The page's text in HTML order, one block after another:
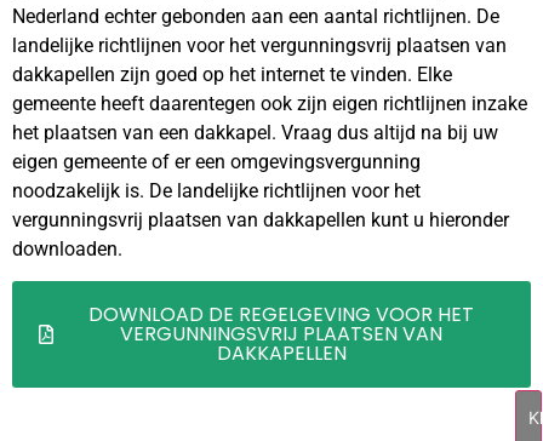
Nederland echter gebonden aan een aantal richtlijnen. De
landelijke richtlijnen voor het vergunningsvrij plaatsen van
dakkapellen zijn goed op het internet te vinden. Elke
gemeente heeft daarentegen ook zijn eigen richtlijnen inzake
het plaatsen van een dakkapel. Vraag dus altijd na bij uw
eigen gemeente of er een omgevingsvergunning
noodzakelijk is. De landelijke richtlijnen voor het
vergunningsvrij plaatsen van dakkapellen kunt u hieronder
downloaden.
DOWNLOAD DE REGELGEVING VOOR HET
VERGUNNINGSVRIJ PLAATSEN VAN
DAKKAPELLEN